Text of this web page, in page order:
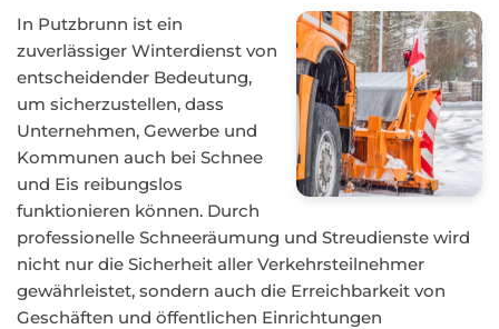
In Putzbrunn ist ein
zuverlässiger Winterdienst von
entscheidender Bedeutung,
um sicherzustellen, dass
Unternehmen, Gewerbe und
Kommunen auch bei Schnee
und Eis reibungslos
funktionieren können. Durch
professionelle Schneeräumung und Streudienste wird
nicht nur die Sicherheit aller Verkehrsteilnehmer
gewährleistet, sondern auch die Erreichbarkeit von
Geschäften und öffentlichen Einrichtungen